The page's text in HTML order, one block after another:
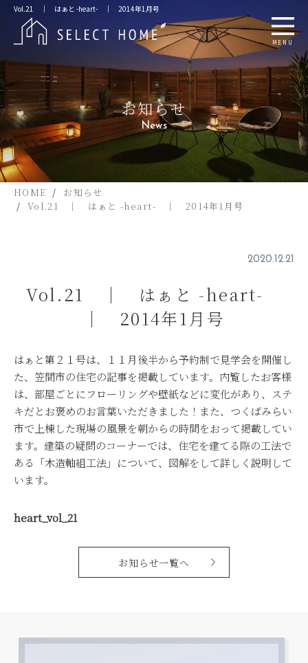
Vol.21 ｜ はぁと -heart- ｜ 2014年1月号
MENU
お知らせ
News
HOME
お知らせ
Vol.21 ｜ はぁと -heart- ｜ 2014年1月号
2020.12.21
Vol.21 ｜ はぁと -heart-
｜ 2014年1月号
はぁと第２１号は、１１月後半から予約制で見学会を開催し
た、笠間市の住宅の記事を掲載しています。内覧したお客様
は、部屋ごとにフローリングや壁紙などに変化があり、ステ
キだとお褒めのお言葉いただきました！また、つくばみらい
市で上棟した現場の風景を朝からの時間をおって掲載してい
ます。建築の疑問のコーナーでは、住宅を建てる際の工法で
ある「木造軸組工法」について、図解をして詳しく説明して
います。
heart_vol_21
お知らせ一覧へ